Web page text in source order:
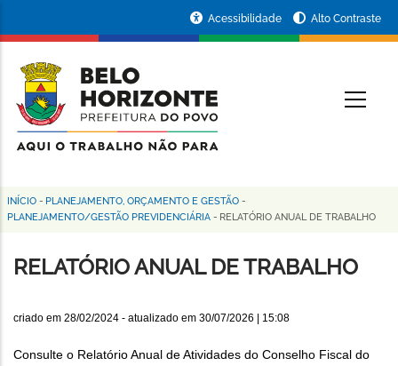
conteúdo
principal
da
Prefeitura
de
Horizonte
Acessibilidade Alto Contraste
Trilha
navegação
INÍCIO - PLANEJAMENTO, ORÇAMENTO E GESTÃO -
PLANEJAMENTO/GESTÃO PREVIDENCIÁRIA - RELATÓRIO ANUAL DE TRABALHO
RELATÓRIO ANUAL DE TRABALHO
criado em 28/02/2024 - atualizado em 30/07/2026 | 15:08
Consulte o Relatório Anual de Atividades do Conselho Fiscal do